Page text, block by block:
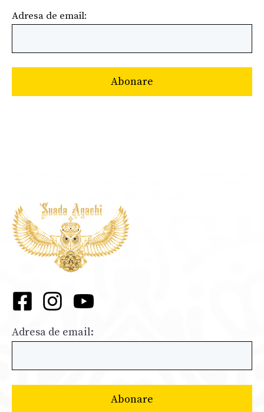
Adresa de email:
Adresa de email: